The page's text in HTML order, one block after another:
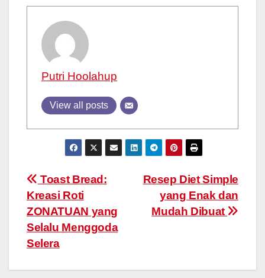
Putri Hoolahup
View all posts
Post
navigation
Resep Diet Simple
yang Enak dan
Mudah Dibuat
Toast Bread:
Kreasi Roti
ZONATUAN yang
Selalu Menggoda
Selera